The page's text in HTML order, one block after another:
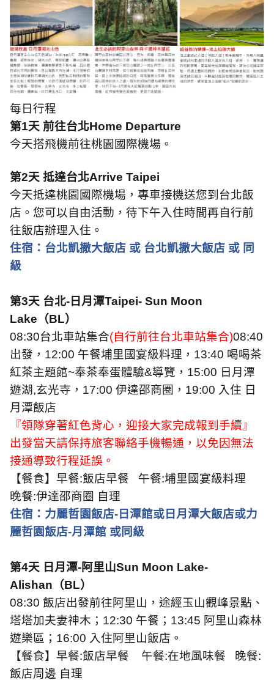
每日行程
第1天 前往台北Home Departure
今天搭飛機前往桃園國際機場。
第2天 抵達台北Arrive Taipei
今天抵達桃園國際機場，專車接機送您到台北飯
店。您可以自由活動，待下午入住時間再自行前
往飯店辦理入住。
住宿：台北凱撒大飯店 或 台北凱撒大飯店 或 同
級
第3天 台北- 日月潭Taipei- Sun Moon
Lake （BL）
08:30台北車站集合(自行前往台北車站集合)08:40
出發， 12:00 午餐埔里國宴級料理， 13:40 喝喝茶
紅茶主題館~奉茶奉蛋體驗&導覽， 15:00 日月潭
遊湖,玄光寺， 17:00 伊達邵商圈， 19:00 入住 日
月潭飯店
『領隊穿著紅色背心，迎接大家完成報到手續』
出發當天請保持旅客聯絡手機暢通，以免因無法
接通導致行程延誤。
【餐食】早餐:飯店早餐 午餐:埔里國宴級料理
晚餐:伊達邵商圈 自理
住宿：力麗哲園飯店- 日潭館或日月潭大飯店或力
麗哲園飯店-月潭館 或同級
第4天 日月潭-阿里山Sun Moon Lake-
Alishan （BL）
08:30 飯店出發前往阿里山，途經玉山觀峰景點、
塔塔加夫妻神木； 12:30 午餐； 13:45 阿里山森林
遊樂區； 16:00 入住阿里山飯店。
【餐食】早餐:飯店早餐 午餐:在地風味餐 晚餐:
飯店周邊 自理